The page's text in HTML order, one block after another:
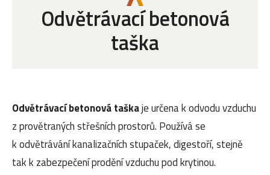
Odvětrávací betonová
taška
Odvětrávací betonová taškaje určena k odvodu vzduchu
z provětraných střešních prostorů. Používá se
k odvětrávání kanalizačních stupaček, digestoří, stejně
tak k zabezpečení prodění vzduchu pod krytinou.